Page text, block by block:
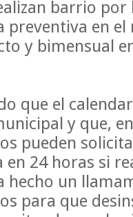
barrio
preventiva en
y bimensual
que el
y que,
pueden
en 24 horas si
hecho un
para que